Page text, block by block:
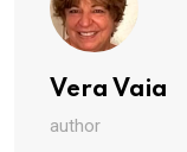
Vera Vaia
author